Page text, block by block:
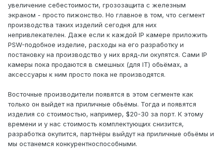
увеличение себестоимости, грозозащита с железным
экраном - просто пижонство. Но главное в том, что сегмент
производства таких изделий сегодня для них
непривлекателен. Даже если к каждой IP камере приложить
PSW-подобное изделие, расходы на его разработку и
постановку на производство у них вряд-ли окупятся. Сами IP
камеры пока продаются в смешных (для IT) обьёмах, а
аксессуары к ним просто пока не производятся.
Восточные производители появятся в этом сегменте как
только он выйдет на приличные обьёмы. Тогда и появятся
изделия со стоимостью, например, $20-30 за порт. К этому
времени и у нас стоимость комплектующих снизится,
разработка окупится, партнёры выйдут на приличные обьёмы и
мы останемся конкурентноспособными.